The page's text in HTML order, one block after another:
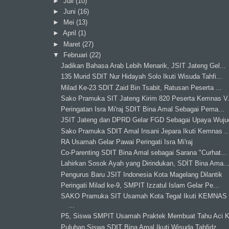
► Juni (16)
►
Mei (13)
► April (1)
► Maret (27)
▼
Februari (22)
Jadikan Bahasa Arab Lebih Menarik, JSIT Jateng Gel...
135 Murid SDIT Nur Hidayah Solo Ikuti Wisuda Tahfi...
Milad Ke-23 SDIT Zaid Bin Tsabit, Ratusan Peserta ...
Sako Pramuka SIT Jateng Kirim 820 Peserta Kemnas
Peringatan Isra Mi'raj SDIT Bina Amal Sebagai Pema...
JSIT Jateng dan DPRD Gelar FGD Sebagai Upaya
Sako Pramuka SDIT Amal Insani Jepara Ikuti Kemnas ...
RA Usamah Gelar Pawai Peringati Isra Mi'raj
Co-Parenting SDIT Bina Amal sebagai Sarana "Curhat...
Lahirkan Sosok Ayah yang Dirindukan, SDİT Bina Ama...
Pengurus Baru JSIT Indonesia Kota Magelang Dilantik
Peringati Milad ke-9, SMPIT Izzatul Islam Gelar Pe...
SAKO Pramuka SIT Usamah Kota Tegal Ikuti KEMNAS
...
P5, Siswa SMPIT Usamah Praktek Membuat Tahu Aci
Puluhan Siswa SDIT Bina Amal Ikuti Wisuda Tahfidz